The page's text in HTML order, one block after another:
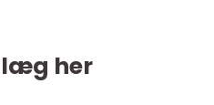
her